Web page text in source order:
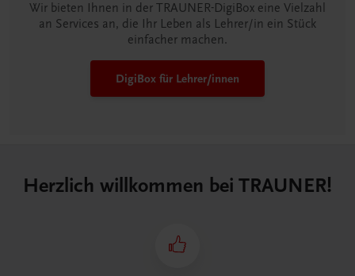
Wir bieten Ihnen in der TRAUNER-DigiBox eine Vielzahl
an Services an, die Ihr Leben als Lehrer/in ein Stück
einfacher machen.
DigiBox für Lehrer/innen
Herzlich willkommen bei TRAUNER!